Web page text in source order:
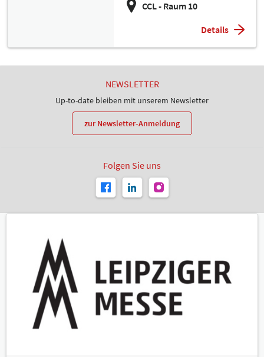
CCL - Raum 10
Details
NEWSLETTER
Up-to-date bleiben mit unserem Newsletter
zur Newsletter-Anmeldung
Folgen Sie uns